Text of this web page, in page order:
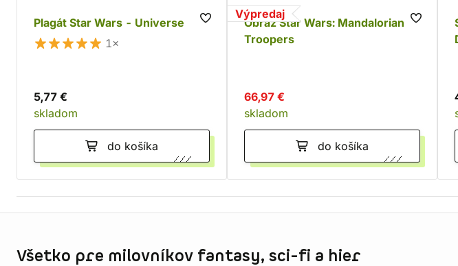
Plagát Star Wars - Universe
1×
5,77 €
skladom
do košíka
Výpredaj
Obraz Star Wars: Mandalorian -
Troopers
66,97 €
skladom
do košíka
Všetko pre milovníkov fantasy, sci-fi a hier